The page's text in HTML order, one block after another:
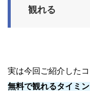
観れる
実は今回ご紹介した
無料で観れるタイミン